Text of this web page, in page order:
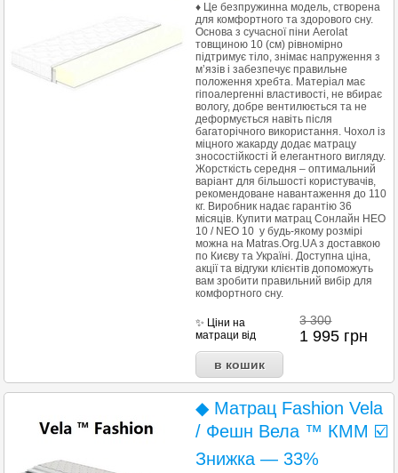
♦ Це безпружинна модель, створена
для комфортного та здорового сну.
Основа з сучасної піни Aerolat
товщиною 10 (см) рівномірно
підтримує тіло, знімає напруження з
м’язів і забезпечує правильне
положення хребта. Матеріал має
гіпоалергенні властивості, не вбирає
вологу, добре вентилюється та не
деформується навіть після
багаторічного використання. Чохол із
міцного жакарду додає матрацу
зносостійкості й елегантного вигляду.
Жорсткість середня – оптимальний
варіант для більшості користувачів,
рекомендоване навантаження до 110
кг. Виробник надає гарантію 36
місяців. Купити матрац Сонлайн НЕО
10 / NEO 10 у будь-якому розмірі
можна на Matras.Org.UA з доставкою
по Києву та Україні. Доступна ціна,
акції та відгуки клієнтів допоможуть
вам зробити правильний вибір для
комфортного сну.
✨ Ціни на
матраци від
3 300
1 995 грн
◆ Матрац Fashion Vela
/ Фешн Вела ™ КММ ☑️
Знижка — 33%